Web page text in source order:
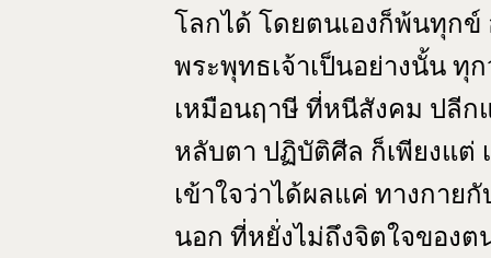
โลกได้ โดยตนเองก็พ้นทุกข์
พระพุทธเจ้าเป็นอย่างนั้น ทุ
เหมือนฤาษี ที่หนีสังคม ปลีก
หลับตา ปฏิบัติศีล ก็เพียงแต่
เข้าใจว่าได้ผลแค่ ทางกาย
นอก ที่หยั่งไม่ถึงจิตใจของต